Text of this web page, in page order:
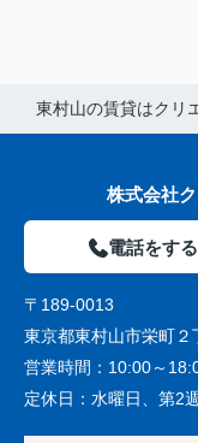
東村山の賃貸はクリ
株式会社
電話をする
〒189-0013
東京都東村山市栄町２
営業時間： 10:00～
定休日： 水曜日、第2